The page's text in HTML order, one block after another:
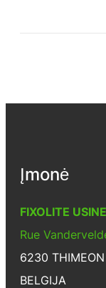
Įmonė
FIXOLITE
Rue
6230 THIMEON
BELGIJA